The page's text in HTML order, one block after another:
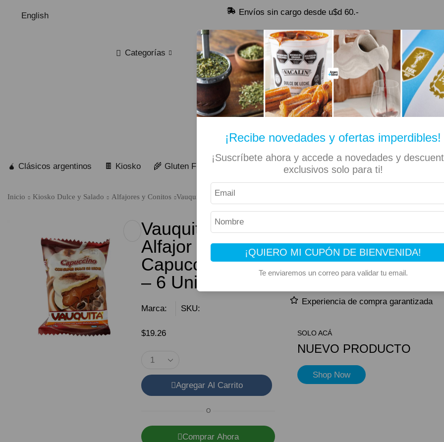
¡Recibe novedades y ofertas imperdibles!
¡Suscríbete ahora y accede a novedades y
exclusivos solo para ti!
¡QUIERO MI CUPÓN DE BIENVENIDA!
Te enviaremos un correo para validar tu email.
English Envíos sin cargo desde u$d 60.-
Categorías 🔥 Alfajores y Golosinas
🧉 Clásicos argentinos 🍫 Kiosko 🌾 Gluten Free 📚 Libros 🏷️ Todas las categorías
Inicio Kiosko Dulce y Salado Alfajores y Conitos Vauquita – Alfajor Capuccino 75gr – 6 Unidades
Vauquita –
Alfajor
Capuccino 75gr
– 6 Unidades
Marca: SKU:
$19.26
Agregar Al Carrito
O
Comprar Ahora
Este producto suma 1 Rewards
Compra segura
Experiencia de compra garantizada
SOLO ACÁ
NUEVO PRODUCTO
Shop Now